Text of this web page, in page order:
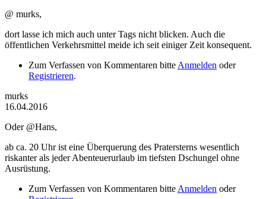
@ murks,
dort lasse ich mich auch unter Tags nicht blicken. Auch die
öffentlichen Verkehrsmittel meide ich seit einiger Zeit konsequent.
Zum Verfassen von Kommentaren bitte Anmelden oder
Registrieren.
murks
16.04.2016
Oder @Hans,
ab ca. 20 Uhr ist eine Überquerung des Pratersterns wesentlich
riskanter als jeder Abenteuerurlaub im tiefsten Dschungel ohne
Ausrüstung.
Zum Verfassen von Kommentaren bitte Anmelden oder